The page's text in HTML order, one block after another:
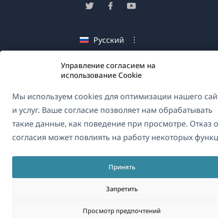
Управление согласием на
использование Cookie
Мы используем cookies для оптимизации нашего
и услуг. Ваше согласие позволяет нам обрабатывать
такие данные, как поведение при просмотре. Отказ
согласия может повлиять на работу некоторых
Принять
Запретить
Просмотр предпочтений
© 2026OnTheGoSystems Limited
новом
окне)
Русский
(открывается
окне)
(открывается
окне)
(открывается